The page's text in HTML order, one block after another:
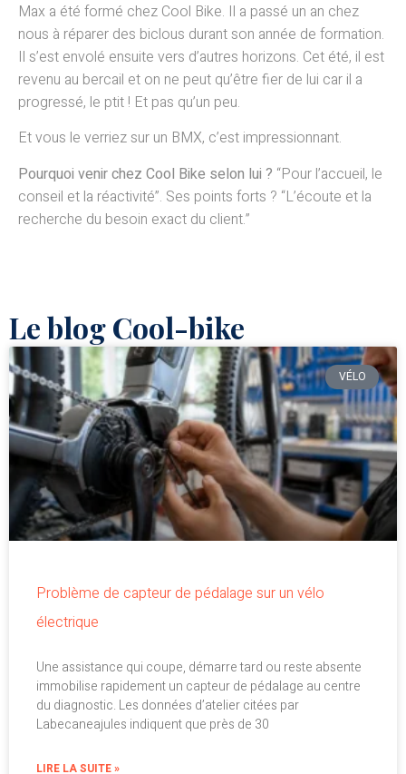
Max a été formé chez Cool Bike. Il a passé un an chez
nous à réparer des biclous durant son année de formation.
Il s’est envolé ensuite vers d’autres horizons. Cet été, il est
revenu au bercail et on ne peut qu’être fier de lui car il a
progressé, le ptit ! Et pas qu’un peu.
Et vous le verriez sur un BMX, c’est impressionnant.
Pourquoi venir chez Cool Bike selon lui ? “Pour l’accueil, le
conseil et la réactivité”. Ses points forts ? “L’écoute et la
recherche du besoin exact du client.”
Le blog Cool-bike
VÉLO
Problème de capteur de pédalage sur un vélo
électrique
Une assistance qui coupe, démarre tard ou reste absente
immobilise rapidement un capteur de pédalage au centre
du diagnostic. Les données d’atelier citées par
Labecaneajules indiquent que près de 30
LIRE LA SUITE »